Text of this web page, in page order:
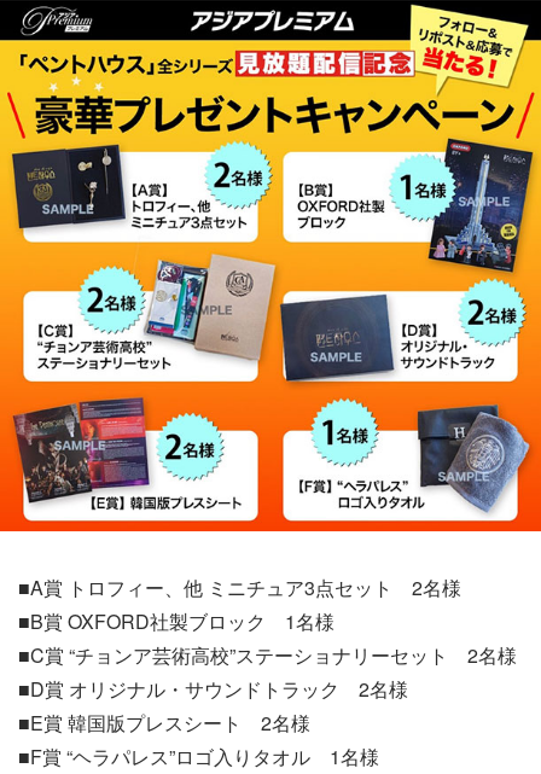
■A賞 トロフィー、他 ミニチュア3点セット 2名様
■B賞 OXFORD社製ブロック 1名様
■C賞 “チョンア芸術高校”ステーショナリーセット 2名様
■D賞 オリジナル・サウンドトラック 2名様
■E賞 韓国版プレスシート 2名様
■F賞 “ヘラパレス”ロゴ入りタオル 1名様